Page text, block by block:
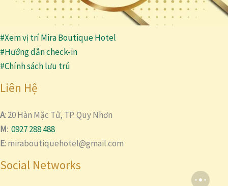
#Xem vị trí Mira Boutique Hotel
#Hướng dẫn check-in
#Chính sách lưu trú
Liên Hệ
A: 20 Hàn Mặc Tử, TP. Quy Nhơn
M: 0927 288 488
E: miraboutiquehotel@gmail.com
Social Networks